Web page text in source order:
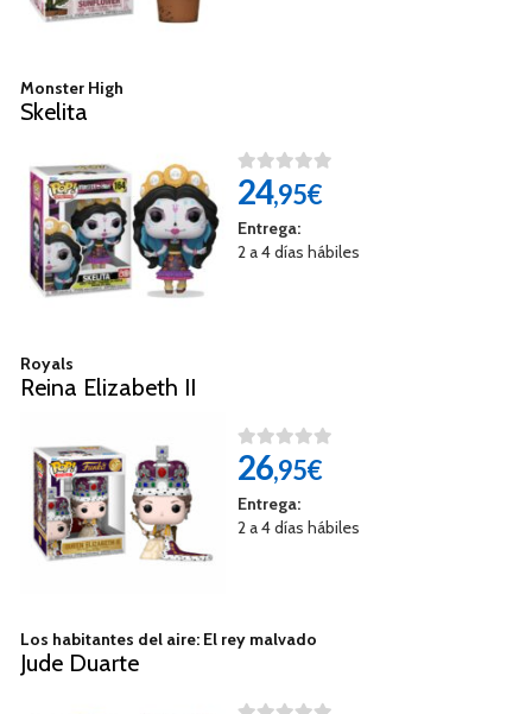
Monster High
Skelita
24,95€
Entrega:
2 a 4 días hábiles
Royals
Reina Elizabeth II
26,95€
Entrega:
2 a 4 días hábiles
Los habitantes del aire: El rey malvado
Jude Duarte